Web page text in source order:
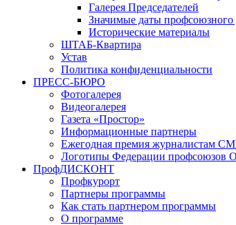
Галерея Председателей
Значимые даты
Исторические материалы
ШТАБ-Квартира
Устав
Политика конфиденциальности
ПРЕСС-БЮРО
Фотогалерея
Видеогалерея
Газета «Простор»
Информационные партнеры
Ежегодная премия журналистам
Логотипы Федерации профсоюзов
ПрофДИСКОНТ
Профкурорт
Партнеры программы
Как стать партнером программы
О программе